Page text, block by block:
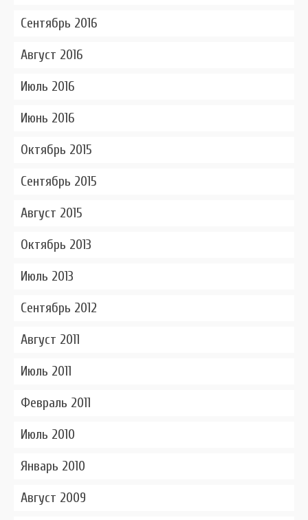
Сентябрь 2016
Август 2016
Июль 2016
Июнь 2016
Октябрь 2015
Сентябрь 2015
Август 2015
Октябрь 2013
Июль 2013
Сентябрь 2012
Август 2011
Июль 2011
Февраль 2011
Июль 2010
Январь 2010
Август 2009